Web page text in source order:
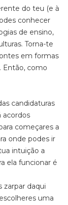
do teu (e à
conhecer
de ensino,
Torna-te
em formas
Então, como
candidaturas
acordos
começares a
onde podes ir
intuição a
ela funcionar é
zarpar daqui
uma